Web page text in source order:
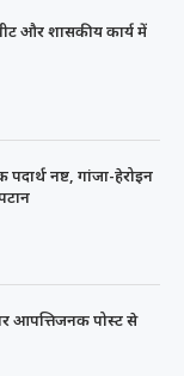
और शासकीय कार्य में
नष्ट, गांजा-हेरोइन
आपत्तिजनक पोस्ट से